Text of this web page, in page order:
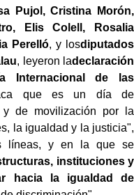
Pujol, Cristina Morón,
Elis Colell, Rosalia
Perelló, y losdiputados
, leyeron ladeclaración
Internacional de las
que es un día de
y de movilización por la
la igualdad y la justicia",
líneas, y en la que se
instituciones y
hacia la igualdad de